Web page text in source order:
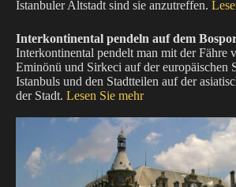
Istanbuler Altstadt sind sie anzutreffen.
Interkontinental pendeln auf dem
Interkontinental pendelt man mit der Fähre
Eminönü und Sirkeci auf der europäischen
Istanbuls und den Stadtteilen auf der
der Stadt. Lesen Sie mehr